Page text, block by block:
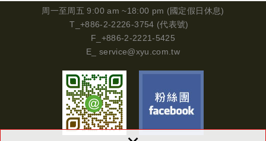
周一至周五 9:00 am ~18:00 pm (國定假日休息)
T_+886-2-2226-3754 (代表號)
F_+886-2-2221-5425
E_ service@xyu.com.tw